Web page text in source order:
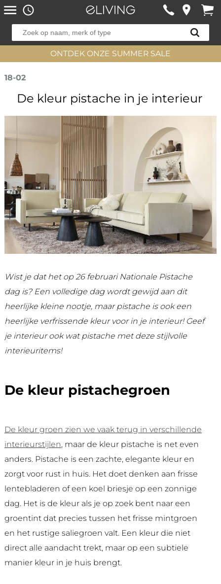
ONTDEK ONZE SUMMER SALE
18-02
De kleur pistache in je interieur
Wist je dat het op 26 februari Nationale Pistache
dag is? Een volledige dag wordt gewijd aan dit
heerlijke kleine nootje, maar pistache is ook een
heerlijke verfrissende kleur voor in je interieur! Geef
je interieur ook wat pistache met deze stijlvolle
interieuritems!
De kleur pistachegroen
De kleur groen zien we vaak terug in verschillende
interieurstijlen, maar de kleur pistache is net even
anders. Pistache is een zachte, elegante kleur en
zorgt voor rust in huis. Het doet denken aan frisse
lentebladeren of een koel briesje op een zonnige
dag. Het is de kleur als je op zoek bent naar een
groentint dat precies tussen het frisse mintgroen
en het rustige saliegroen valt. Een kleur die niet
direct alle aandacht trekt, maar op een subtiele
manier kleur in je huis brengt.